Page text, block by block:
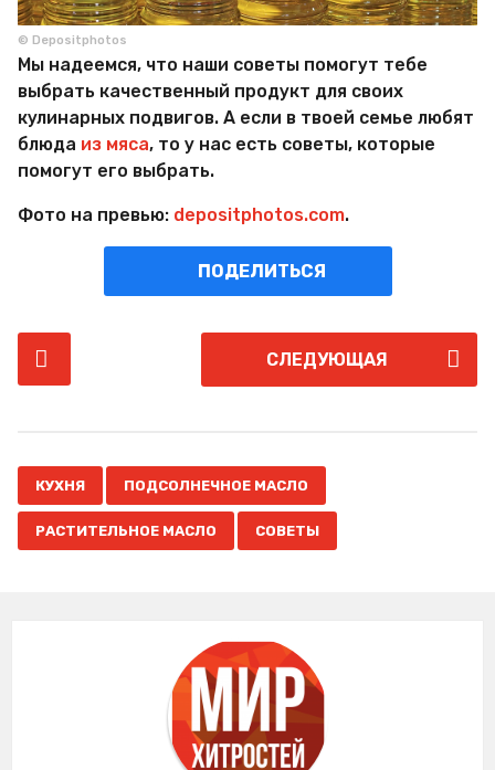
© Depositphotos
Мы надеемся, что наши советы помогут тебе
выбрать качественный продукт для своих
кулинарных подвигов. А если в твоей семье любят
блюда из мяса, то у нас есть советы, которые
помогут его выбрать.
Фото на превью: depositphotos.com.
ПОДЕЛИТЬСЯ
o
P
g
i
СЛЕДУЮЩАЯ
КУХНЯ ПОДСОЛНЕЧНОЕ МАСЛО
РАСТИТЕЛЬНОЕ МАСЛО СОВЕТЫ